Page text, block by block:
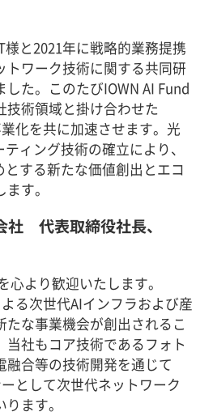
と2021年に戦略的業務提携
トワーク技術に関する共同研
た。このたびIOWN AI Fund
技術領域と掛け合わせた
化を共に加速させます。光
ィング技術の確立により、
する新たな価値創出とエコ
す。
社 代表取締役社長、
心より歓迎いたします。
る次世代AIインフラおよび産
たな事業機会が創出されるこ
当社もコア技術であるフォト
融合等の技術開発を通じて
として次世代ネットワーク
ます。